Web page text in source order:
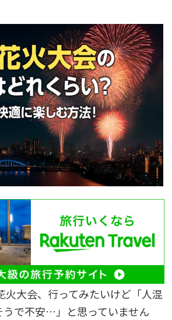
火大会、行ってみたいけど「人混
うで不安…」と思っていません